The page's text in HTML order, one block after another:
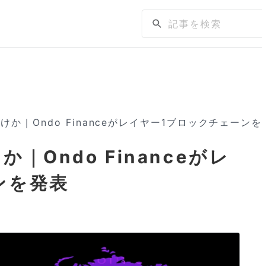
か｜Ondo Financeがレイヤー1ブロックチェーン
か｜Ondo Financeがレ
を発表